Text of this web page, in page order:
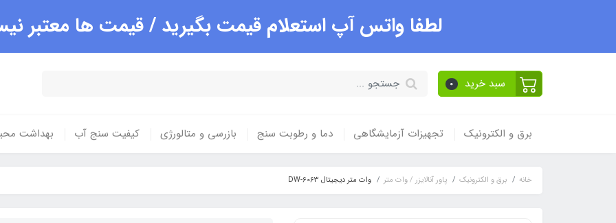
لطفا واتس آپ استعلام قیمت بگیرید / قیمت ها معتبر
سبد خرید 0
برق و الکترونیک تجهیزات آزمایشگاهی دما و رطوبت سنج بازرسی و متالورژی کیفیت سنج آب بهداشت
خانه برق و الکترونیک پاور آنالایزر / وات متر وات متر دیجیتال DW-6063